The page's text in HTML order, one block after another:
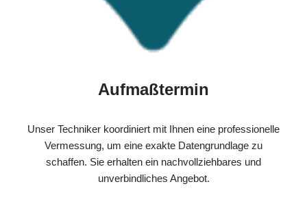
Aufmaßtermin
Unser Techniker koordiniert mit Ihnen eine professionelle
Vermessung, um eine exakte Datengrundlage zu
schaffen. Sie erhalten ein nachvollziehbares und
unverbindliches Angebot.